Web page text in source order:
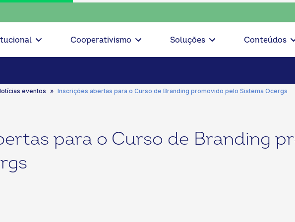
escolha consciente, escolha o coop • escolha consciente, escolha
Cooperativismo Soluções Conteúdos
eventos Inscrições abertas para o Curso de Branding promovido pelo Sistema Ocergs
para o Curso de Branding